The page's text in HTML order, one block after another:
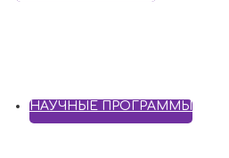
НАУЧНЫЕ ПРОГРАММЫ